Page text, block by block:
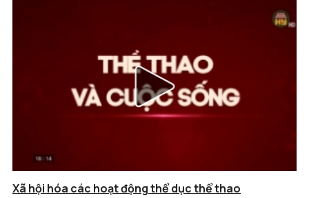
Xã hội hóa các hoạt động thể dục thể thao